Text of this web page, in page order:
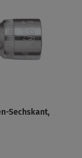
Sechskant,